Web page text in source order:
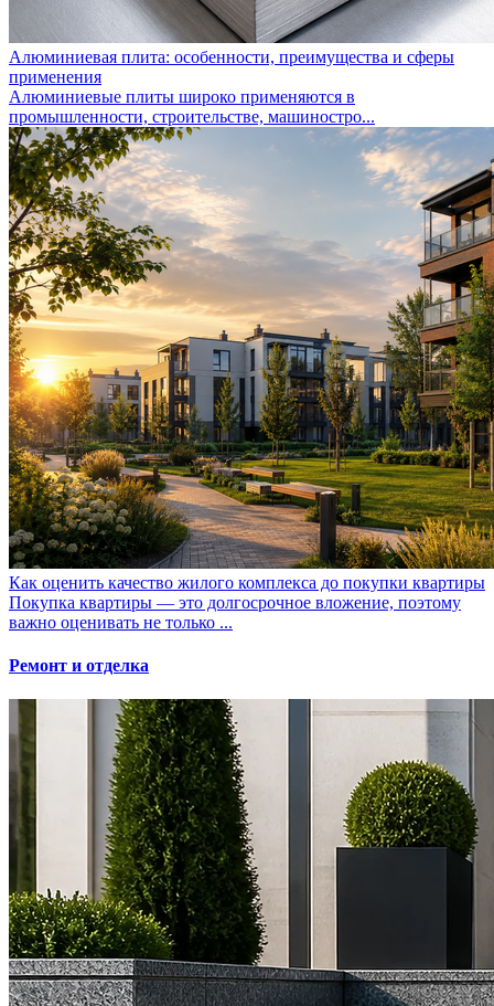
Алюминиевая плита: особенности, преимущества и сферы
применения
Алюминиевые плиты широко применяются в
промышленности, строительстве, машиностро...
Как оценить качество жилого комплекса до покупки квартиры
Покупка квартиры — это долгосрочное вложение, поэтому
важно оценивать не только ...
Ремонт и отделка